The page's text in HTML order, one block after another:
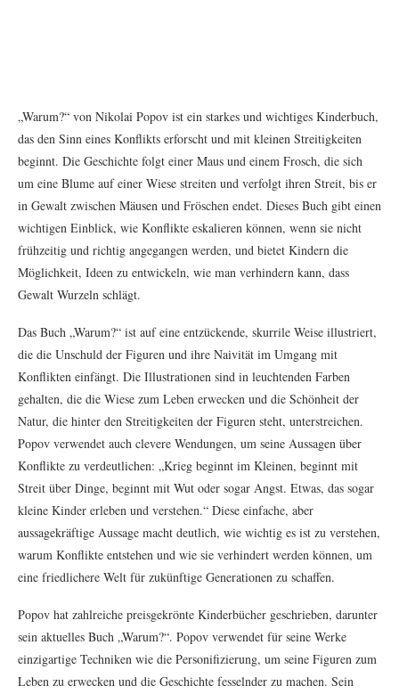
„Warum?“ von Nikolai Popov ist ein starkes und wichtiges Kinderbuch,
das den Sinn eines Konflikts erforscht und mit kleinen Streitigkeiten
beginnt. Die Geschichte folgt einer Maus und einem Frosch, die sich
um eine Blume auf einer Wiese streiten und verfolgt ihren Streit, bis er
in Gewalt zwischen Mäusen und Fröschen endet. Dieses Buch gibt einen
wichtigen Einblick, wie Konflikte eskalieren können, wenn sie nicht
frühzeitig und richtig angegangen werden, und bietet Kindern die
Möglichkeit, Ideen zu entwickeln, wie man verhindern kann, dass
Gewalt Wurzeln schlägt.
Das Buch „Warum?“ ist auf eine entzückende, skurrile Weise illustriert,
die die Unschuld der Figuren und ihre Naivität im Umgang mit
Konflikten einfängt. Die Illustrationen sind in leuchtenden Farben
gehalten, die die Wiese zum Leben erwecken und die Schönheit der
Natur, die hinter den Streitigkeiten der Figuren steht, unterstreichen.
Popov verwendet auch clevere Wendungen, um seine Aussagen über
Konflikte zu verdeutlichen: „Krieg beginnt im Kleinen, beginnt mit
Streit über Dinge, beginnt mit Wut oder sogar Angst. Etwas, das sogar
kleine Kinder erleben und verstehen.“ Diese einfache, aber
aussagekräftige Aussage macht deutlich, wie wichtig es ist zu verstehen,
warum Konflikte entstehen und wie sie verhindert werden können, um
eine friedlichere Welt für zukünftige Generationen zu schaffen.
Popov hat zahlreiche preisgekrönte Kinderbücher geschrieben, darunter
sein aktuelles Buch „Warum?“. Popov verwendet für seine Werke
einzigartige Techniken wie die Personifizierung, um seine Figuren zum
Leben zu erwecken und die Geschichte fesselnder zu machen. Sein